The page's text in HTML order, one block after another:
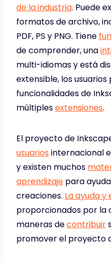
de la industria. Puede
formatos de archivo,
PDF, PS y PNG. Tiene
de comprender, una
multi-idiomas y está
extensible, los
funcionalidades de
múltiplesextensiones.
El proyecto de
usuarios internacional
y existen muchos
aprendizaje para
creaciones. La ayuda
proporcionados por la
maneras decontribuir
promover el proyecto